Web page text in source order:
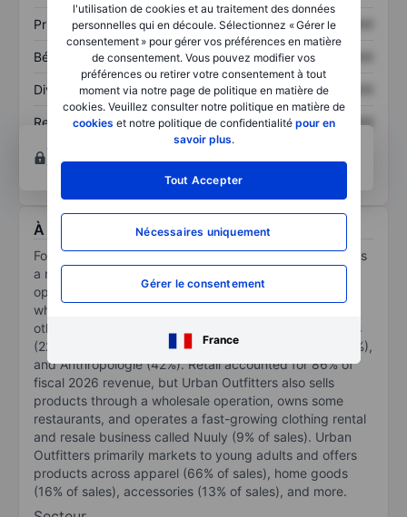
l'utilisation de cookies et au traitement des données
personnelles qui en découle. Sélectionnez « Gérer le
consentement » pour gérer vos préférences en matière
de consentement. Vous pouvez modifier vos
préférences ou retirer votre consentement à tout
moment via notre page de politique en matière de
cookies. Veuillez consulter notre politique en matière de
cookies et notre politique de confidentialité pour en
savoir plus.
Tout Accepter
Nécessaires uniquement
Gérer le consentement
France
Prix / ventes XXXXXXX XXXXXXX
Bénéfice par action XXXXXXX
Dividende par action XXXXXXX XXXXXXX
Rendement des
XXXXXXX
XXXXXXX
Ouvrir un compte
pour accéder à d’autres outils
techniques et d’analyses.
À propos Urban Outfitters Inc.
Founded in 1970, Philadelphia-based Urban Outfitters is
a multibrand apparel and home goods retailer that
operates nearly 800 stores and e-commerce in the US,
which accounts for about 87% of sales, as well as in
other regions. Its retail nameplates are Urban Outfitters
(22% of fiscal 2026 sales), Free People/Movement (26%),
and Anthropologie (42%). Retail accounted for 86% of
fiscal 2026 revenue, but Urban Outfitters also sells
products through a wholesale operation, owns some
restaurants, and operates a fast-growing clothing rental
and resale business called Nuuly (9% of sales). Urban
Outfitters primarily markets to young adults and offers
products across apparel (66% of sales), home goods
(16% of sales), accessories (13% of sales), and more.